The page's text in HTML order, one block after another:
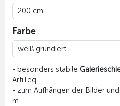
Farbe
- besonders stabile
ArtiTeq
- zum Aufhängen der Bilder
m